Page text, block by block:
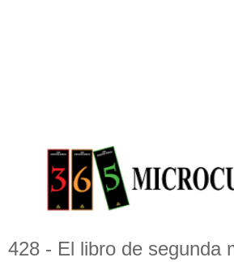
428 - El libro de segunda